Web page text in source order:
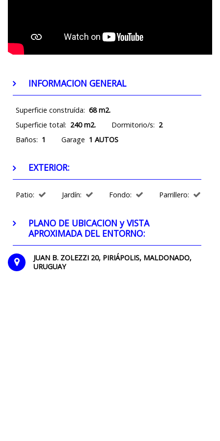
INFORMACION GENERAL
Superficie construída: 68 m2.
Superficie total: 240 m2. Dormitorio/s: 2
Baños: 1 Garage 1 AUTOS
EXTERIOR:
Patio: Jardín: Fondo: Parrillero:
PLANO DE UBICACION y VISTA
APROXIMADA DEL ENTORNO:
JUAN B. ZOLEZZI 20, PIRIÁPOLIS, MALDONADO,
URUGUAY